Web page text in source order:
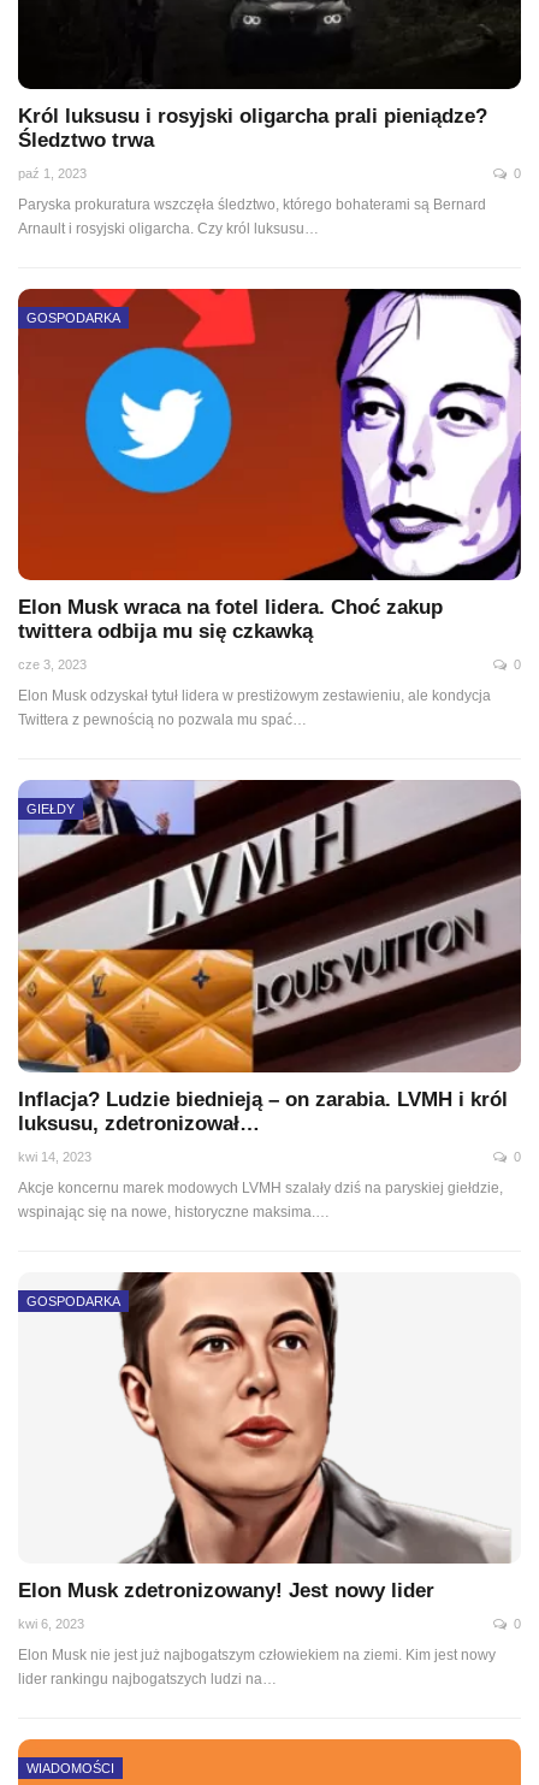
Król luksusu i rosyjski oligarcha prali pieniądze?
Śledztwo trwa
paź 1, 2023 0
Paryska prokuratura wszczęła śledztwo, którego bohaterami są Bernard
Arnault i rosyjski oligarcha. Czy król luksusu…
GOSPODARKA
Elon Musk wraca na fotel lidera. Choć zakup
twittera odbija mu się czkawką
cze 3, 2023 0
Elon Musk odzyskał tytuł lidera w prestiżowym zestawieniu, ale kondycja
Twittera z pewnością no pozwala mu spać…
GIEŁDY
Inflacja? Ludzie biednieją – on zarabia. LVMH i król
luksusu, zdetronizował…
kwi 14, 2023 0
Akcje koncernu marek modowych LVMH szalały dziś na paryskiej giełdzie,
wspinając się na nowe, historyczne maksima.
GOSPODARKA
Elon Musk zdetronizowany! Jest nowy lider
kwi 6, 2023 0
Elon Musk nie jest już najbogatszym człowiekiem na ziemi. Kim jest nowy
lider rankingu najbogatszych ludzi na…
WIADOMOŚCI